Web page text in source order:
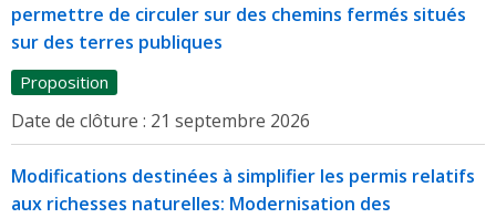
permettre de circuler sur des chemins fermés situés
sur des terres publiques
Proposition
Date de clôture : 21 septembre 2026
Modifications destinées à simplifier les permis relatifs
aux richesses naturelles: Modernisation des